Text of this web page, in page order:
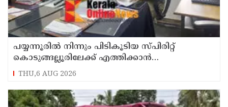
പയ്യന്നൂരിൽ നിന്നും പിടികൂടിയ സ്പിരിറ്റ്
കൊടുങ്ങല്ലൂരിലേക്ക് എത്തിക്കാൻ
പദ്ധതിയിട്ടുവെന്ന് എക്സൈസ് ഡെപ്യൂട്ടി
കമ്മിഷണർ
THU,6 AUG 2026